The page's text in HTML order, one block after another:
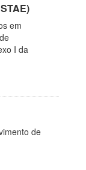
em
I da
de